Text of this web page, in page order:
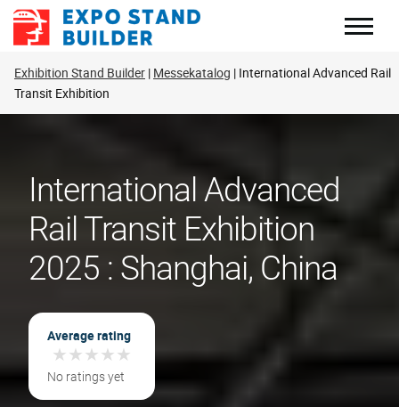
Zum
Inhalt
Exhibition Stand Builder Messekatalog International Advanced Rail
Transit Exhibition
International Advanced
Rail Transit Exhibition
2025 : Shanghai, China
Average rating
★★★★★
★★★★★
No ratings yet